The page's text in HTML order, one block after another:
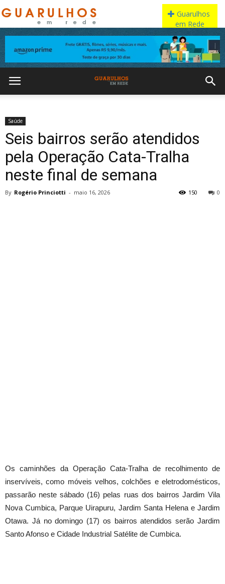
Saúde
Seis bairros serão atendidos
pela Operação Cata-Tralha
neste final de semana
By Rogério Princiotti - maio 16, 2026 0
150
Os caminhões da Operação Cata-Tralha de recolhimento de
inservíveis, como móveis velhos, colchões e eletrodomésticos,
passarão neste sábado (16) pelas ruas dos bairros Jardim Vila
Nova Cumbica, Parque Uirapuru, Jardim Santa Helena e Jardim
Otawa. Já no domingo (17) os bairros atendidos serão Jardim
Santo Afonso e Cidade Industrial Satélite de Cumbica.